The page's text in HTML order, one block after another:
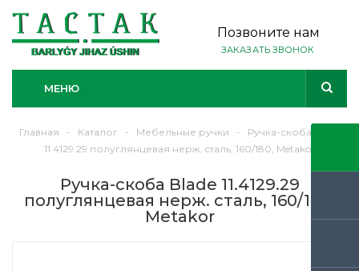
Позвоните нам
ЗАКАЗАТЬ ЗВОНОК
МЕНЮ
Главная - Каталог - Мебельные ручки -
Ручка-скоба Blade
11.4129.29 полуглянцевая нерж. сталь, 160/180, Metakor
Ручка-скоба Blade 11.4129.29
полуглянцевая нерж. сталь, 160/180,
Metakor